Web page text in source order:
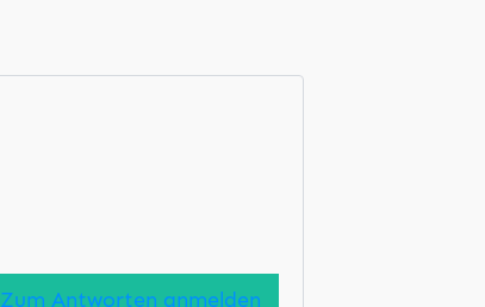
Zum Antworten anmelden